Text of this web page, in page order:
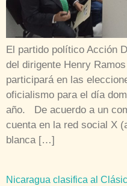
El partido político Acción
del dirigente Henry
participará en las
oficialismo para el día
año. De acuerdo a un
cuenta en la red social X
blanca […]
Nicaragua clasifica al